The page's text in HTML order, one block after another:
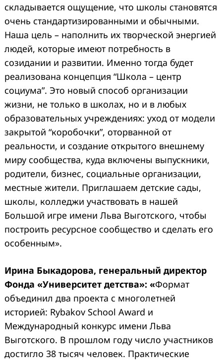
складывается ощущение, что школы становятся
очень стандартизированными и обычными.
Наша цель – наполнить их творческой энергией
людей, которые имеют потребность в
созидании и развитии. Именно тогда будет
реализована концепция “Школа – центр
социума”. Это новый способ организации
жизни, не только в школах, но и в любых
образовательных учреждениях: уход от модели
закрытой “коробочки”, оторванной от
реальности, и создание открытого внешнему
миру сообщества, куда включены выпускники,
родители, бизнес, социальные организации,
местные жители. Приглашаем детские сады,
школы, колледжи участвовать в нашей
Большой игре имени Льва Выготского, чтобы
построить ресурсное сообщество и сделать его
особенным».
Ирина Быкадорова, генеральный директор
Фонда «Университет детства»: «Формат
объединил два проекта с многолетней
историей: Rybakov School Award и
Международный конкурс имени Льва
Выготского. В прошлом году число участников
достигло 38 тысяч человек. Практические